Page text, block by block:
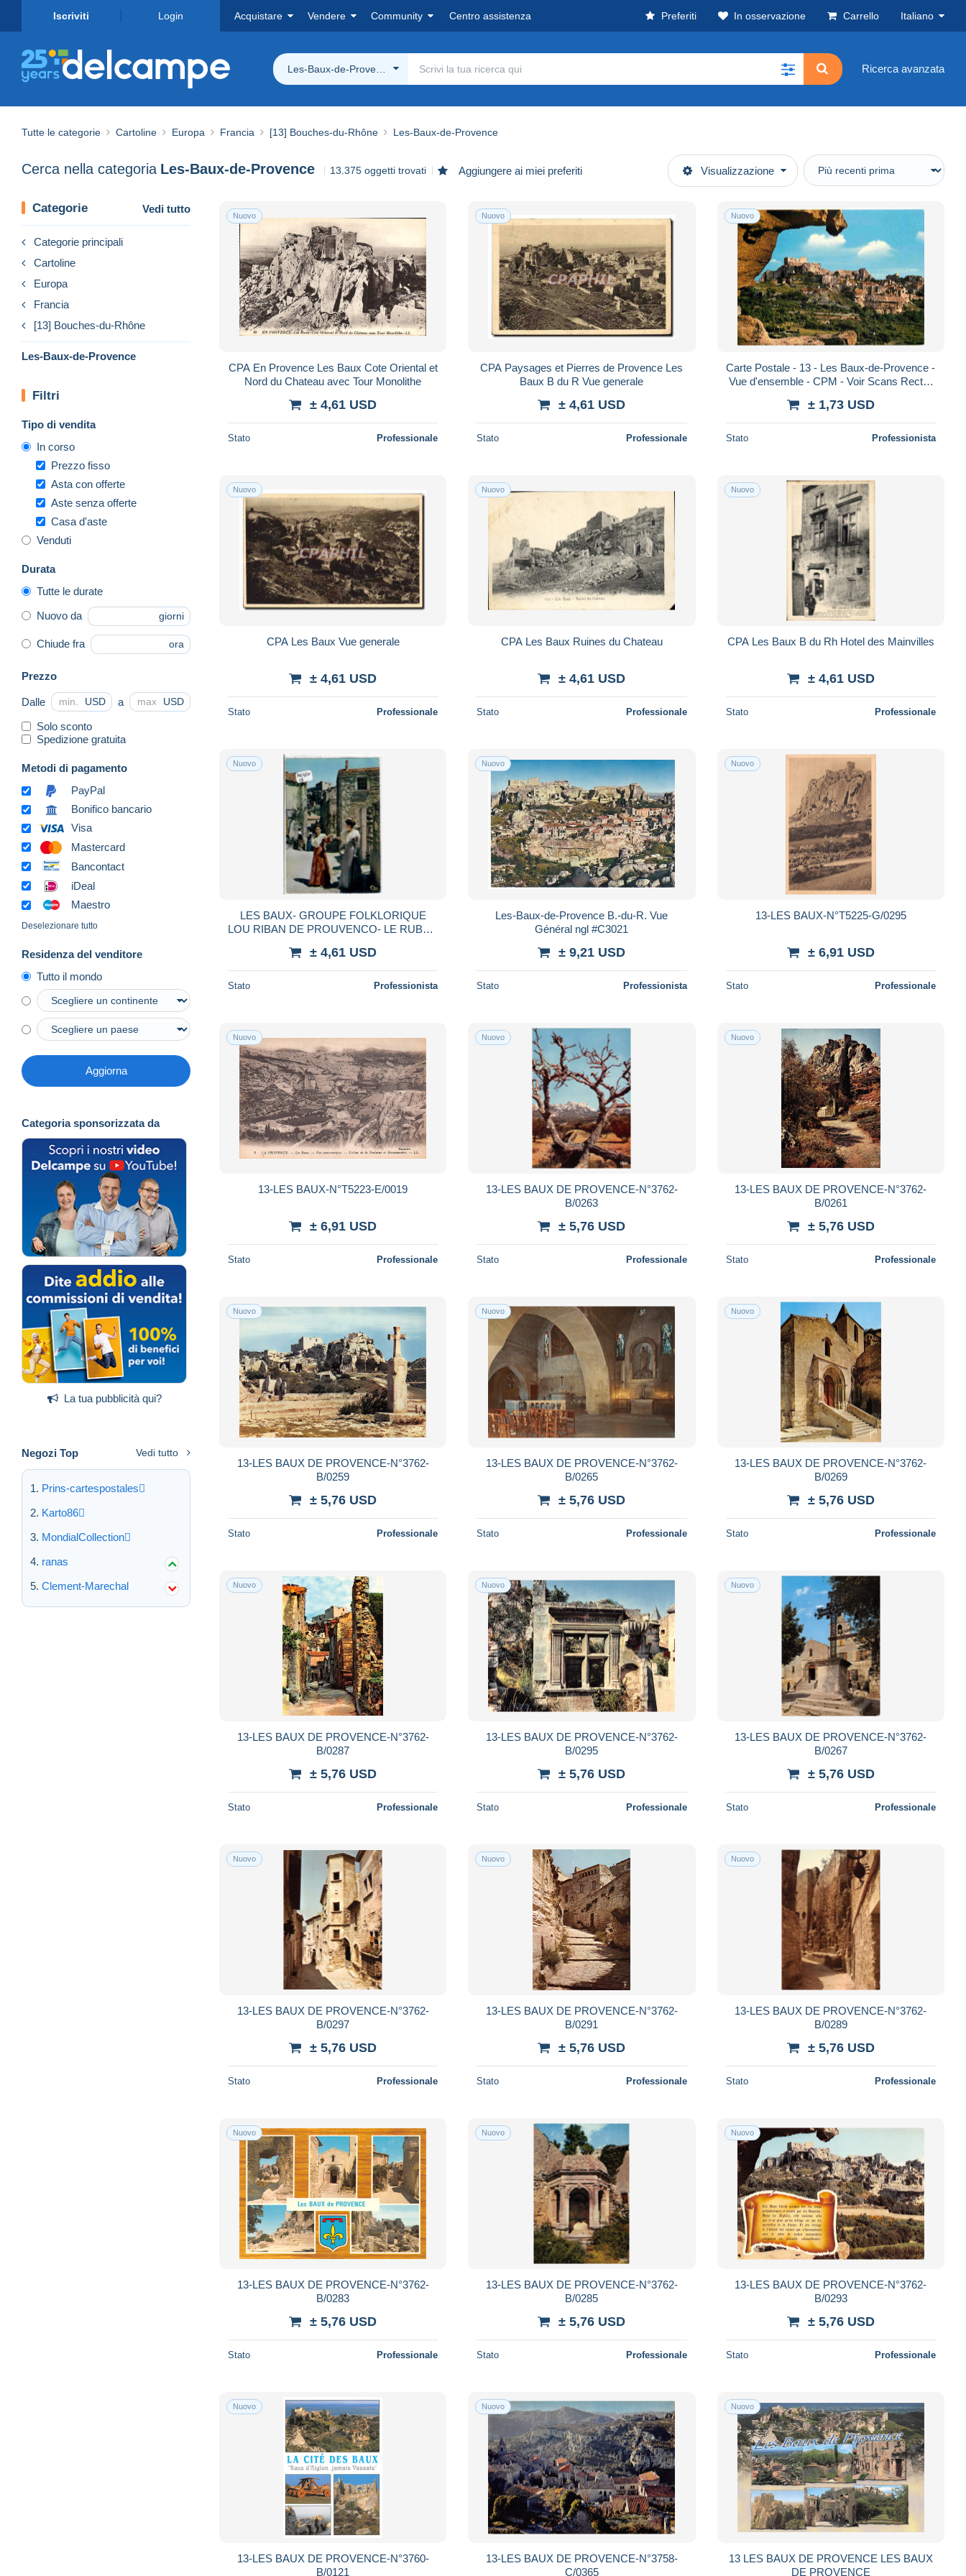
Iscriviti Login Acquistare Vendere Community Centro assistenza Preferiti In osservazione Carrello Italiano
Les-Baux-de-Provence Ricerca avanzata
Tutte le categorie Cartoline Europa Francia [13] Bouches-du-Rhône Les-Baux-de-Provence
Cerca nella categoria Les-Baux-de-Provence 13.375 oggetti trovati Aggiungere ai miei preferiti Visualizzazione
Categorie Vedi tutto
Categorie principali
Cartoline
Europa
Francia
[13] Bouches-du-Rhône
Les-Baux-de-Provence
Filtri
Tipo di vendita
In corso
Prezzo fisso
Asta con offerte
Aste senza offerte
Casa d'aste
Venduti
Durata
Tutte le durate
Nuovo da giorni
Chiude fra ora
Prezzo
Dalle USD a USD
Solo sconto
Spedizione gratuita
Metodi di pagamento
PayPal
Bonifico bancario
Visa
Mastercard
Bancontact
iDeal
Maestro
Deselezionare tutto
Residenza del venditore
Tutto il mondo
Aggiorna
Categoria sponsorizzata da
La tua pubblicità qui?
Negozi Top Vedi tutto
Prins-cartespostales
Karto86
MondialCollection
ranas
Clement-Marechal
Nuovo
CPA En Provence Les Baux Cote Oriental et
Nord du Chateau avec Tour Monolithe
± 4,61 USD
Stato Professionale
Nuovo
CPA Paysages et Pierres de Provence Les
Baux B du R Vue generale
± 4,61 USD
Stato Professionale
Nuovo
Carte Postale - 13 - Les Baux-de-Provence -
Vue d'ensemble - CPM - Voir Scans Recto-
± 1,73 USD
Stato Professionista
Nuovo
CPA Les Baux Vue generale
± 4,61 USD
Stato Professionale
Nuovo
CPA Les Baux Ruines du Chateau
± 4,61 USD
Stato Professionale
Nuovo
CPA Les Baux B du Rh Hotel des Mainvilles
± 4,61 USD
Stato Professionale
Nuovo
LES BAUX- GROUPE FOLKLORIQUE
LOU RIBAN DE PROUVENCO- LE RUBAN
± 4,61 USD
Stato Professionista
Nuovo
Les-Baux-de-Provence B.-du-R. Vue
Général ngl #C3021
± 9,21 USD
Stato Professionista
Nuovo
13-LES BAUX-N°T5225-G/0295
± 6,91 USD
Stato Professionale
Nuovo
13-LES BAUX-N°T5223-E/0019
± 6,91 USD
Stato Professionale
Nuovo
13-LES BAUX DE PROVENCE-N°3762-
B/0263
± 5,76 USD
Stato Professionale
Nuovo
13-LES BAUX DE PROVENCE-N°3762-
B/0261
± 5,76 USD
Stato Professionale
Nuovo
13-LES BAUX DE PROVENCE-N°3762-
B/0259
± 5,76 USD
Stato Professionale
Nuovo
13-LES BAUX DE PROVENCE-N°3762-
B/0265
± 5,76 USD
Stato Professionale
Nuovo
13-LES BAUX DE PROVENCE-N°3762-
B/0269
± 5,76 USD
Stato Professionale
Nuovo
13-LES BAUX DE PROVENCE-N°3762-
B/0287
± 5,76 USD
Stato Professionale
Nuovo
13-LES BAUX DE PROVENCE-N°3762-
B/0295
± 5,76 USD
Stato Professionale
Nuovo
13-LES BAUX DE PROVENCE-N°3762-
B/0267
± 5,76 USD
Stato Professionale
Nuovo
13-LES BAUX DE PROVENCE-N°3762-
B/0297
± 5,76 USD
Stato Professionale
Nuovo
13-LES BAUX DE PROVENCE-N°3762-
B/0291
± 5,76 USD
Stato Professionale
Nuovo
13-LES BAUX DE PROVENCE-N°3762-
B/0289
± 5,76 USD
Stato Professionale
Nuovo
13-LES BAUX DE PROVENCE-N°3762-
B/0283
± 5,76 USD
Stato Professionale
Nuovo
13-LES BAUX DE PROVENCE-N°3762-
B/0285
± 5,76 USD
Stato Professionale
Nuovo
13-LES BAUX DE PROVENCE-N°3762-
B/0293
± 5,76 USD
Stato Professionale
Nuovo
13-LES BAUX DE PROVENCE-N°3760-
B/0121
Nuovo
13-LES BAUX DE PROVENCE-N°3758-
C/0365
Nuovo
13 LES BAUX DE PROVENCE LES BAUX
DE PROVENCE